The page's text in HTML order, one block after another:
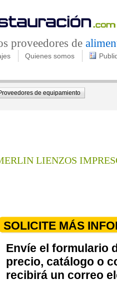
proveedores de
Quienes somos
de equipamiento
LIENZOS
SOLICITE MÁS
Envíe el formulario
precio, catálogo o
recibirá un correo